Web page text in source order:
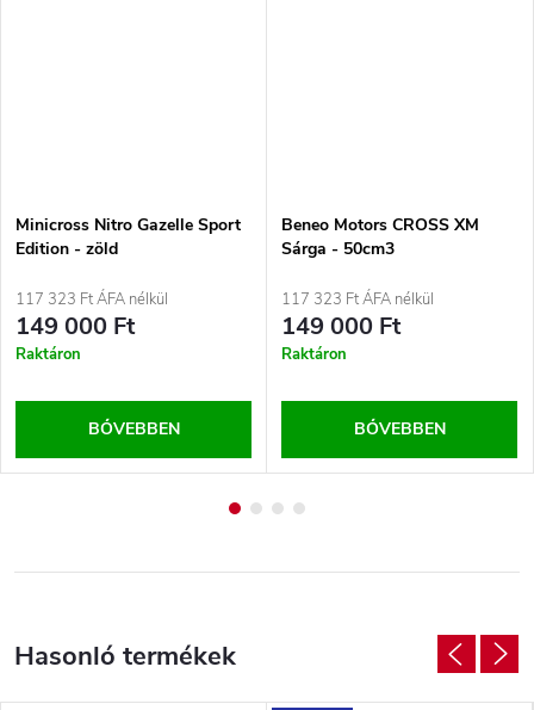
Minicross Nitro Gazelle Sport
Edition - zöld
117 323 Ft ÁFA nélkül
149 000 Ft
Raktáron
BŐVEBBEN
Beneo Motors CROSS XM
Sárga - 50cm3
117 323 Ft ÁFA nélkül
149 000 Ft
Raktáron
BŐVEBBEN